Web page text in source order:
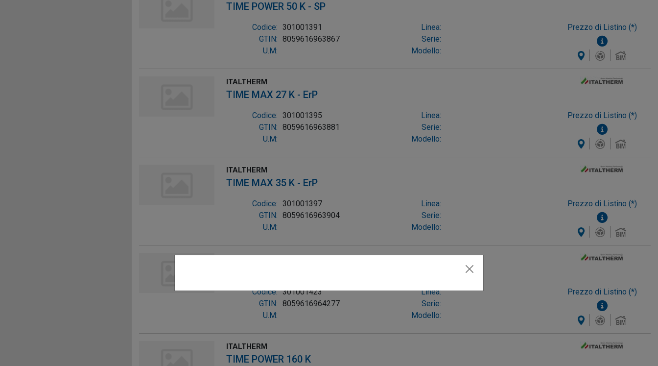
TIME POWER 50 K - SP
Codice: 301001391
GTIN: 8059616963867
U.M:
Linea:
Serie:
Modello:
Prezzo di Listino (*)
ITALTHERM
TIME MAX 27 K - ErP
Codice: 301001395
GTIN: 8059616963881
U.M:
Linea:
Serie:
Modello:
Prezzo di Listino (*)
ITALTHERM
TIME MAX 35 K - ErP
Codice: 301001397
GTIN: 8059616963904
U.M:
Linea:
Serie:
Modello:
Prezzo di Listino (*)
ITALTHERM
Codice: 301001423
GTIN: 8059616964277
U.M:
Linea:
Serie:
Modello:
Prezzo di Listino (*)
ITALTHERM
TIME POWER 160 K